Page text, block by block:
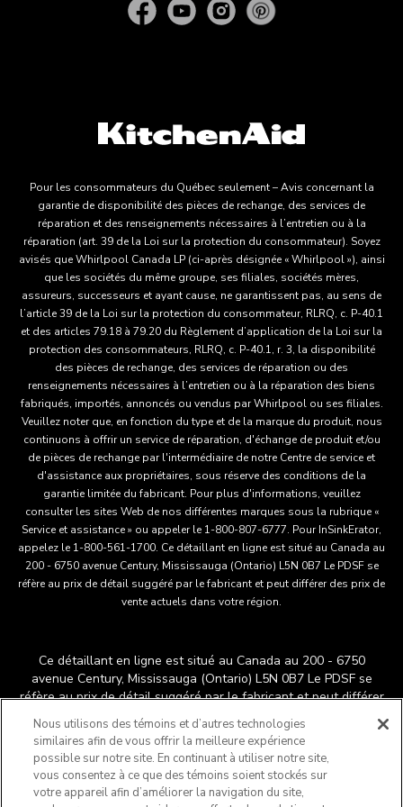
Pour les consommateurs du Québec seulement – Avis concernant la
garantie de disponibilité des pièces de rechange, des services de
réparation et des renseignements nécessaires à l’entretien ou à la
réparation (art. 39 de la Loi sur la protection du consommateur). Soyez
avisés que Whirlpool Canada LP (ci-après désignée « Whirlpool »), ainsi
que les sociétés du même groupe, ses filiales, sociétés mères,
assureurs, successeurs et ayant cause, ne garantissent pas, au sens de
l’article 39 de la Loi sur la protection du consommateur, RLRQ, c. P-40.1
et des articles 79.18 à 79.20 du Règlement d’application de la Loi sur la
protection des consommateurs, RLRQ, c. P-40.1, r. 3, la disponibilité
des pièces de rechange, des services de réparation ou des
renseignements nécessaires à l’entretien ou à la réparation des biens
fabriqués, importés, annoncés ou vendus par Whirlpool ou ses filiales.
Veuillez noter que, en fonction du type et de la marque du produit, nous
continuons à offrir un service de réparation, d'échange de produit et/ou
de pièces de rechange par l'intermédiaire de notre Centre de service et
d'assistance aux propriétaires, sous réserve des conditions de la
garantie limitée du fabricant. Pour plus d'informations, veuillez
consulter les sites Web de nos différentes marques sous la rubrique «
Service et assistance » ou appeler le 1-800-807-6777. Pour InSinkErator,
appelez le 1-800-561-1700. Ce détaillant en ligne est situé au Canada au
200 - 6750 avenue Century, Mississauga (Ontario) L5N 0B7 Le PDSF se
réfère au prix de détail suggéré par le fabricant et peut différer des prix de
vente actuels dans votre région.
Ce détaillant en ligne est situé au Canada au 200 - 6750
avenue Century, Mississauga (Ontario) L5N 0B7 Le PDSF se
réfère au prix de détail suggéré par le fabricant et peut différer
des prix de vente actuels dans votre région.
KitchenAid. Tous droits réservés. Utilisée sous licence au
Canada. La forme du batteur sur socle est une marque déposée
aux États-Unis et ailleurs au monde.
Ne vendez pas mes renseignements personnels
Nous utilisons des témoins et d’autres technologies
similaires afin de vous offrir la meilleure expérience
possible sur notre site. En continuant à utiliser notre site,
vous consentez à ce que des témoins soient stockés sur
votre appareil afin d’améliorer la navigation du site,